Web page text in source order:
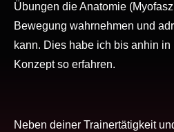
Übungen die Anatomie
Bewegung wahrnehmen und
kann. Dies habe ich bis anhin in
Konzept so erfahren.
Neben deiner Trainertätigkeit